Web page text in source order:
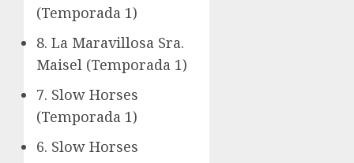
(Temporada 1)
8. La Maravillosa Sra.
Maisel (Temporada 1)
7. Slow Horses
(Temporada 1)
6. Slow Horses